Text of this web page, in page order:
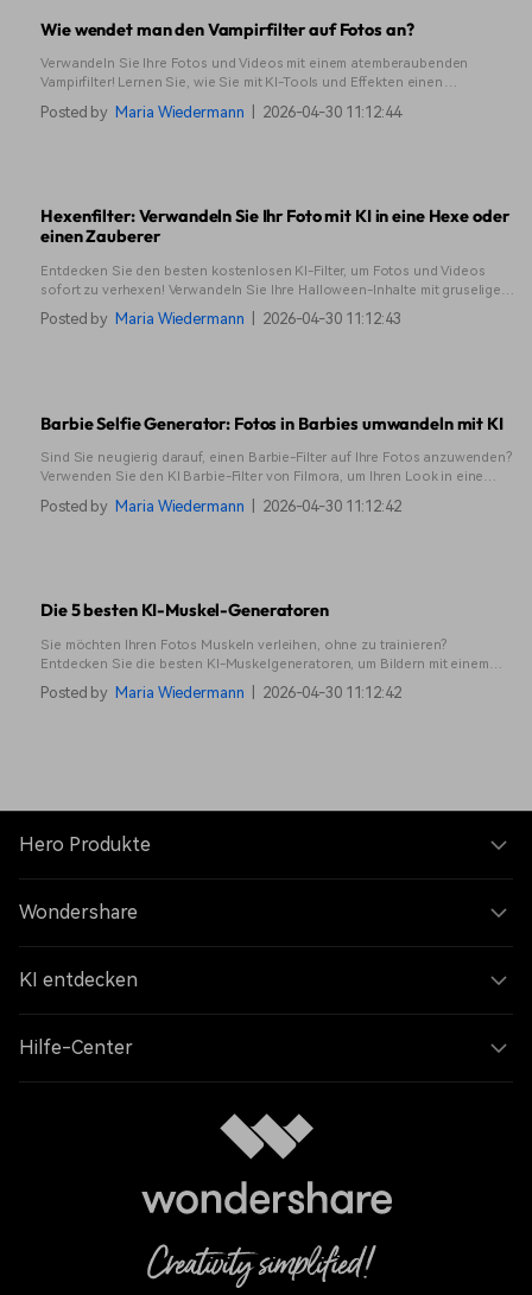
Wie wendet man den Vampirfilter auf Fotos an?
Verwandeln Sie Ihre Fotos und Videos mit einem atemberaubenden
Vampirfilter! Lernen Sie, wie Sie mit KI-Tools und Effekten einen
gruseligen Vampir-Look für eine realistische, unheimliche Verwandlung
erzeugen.
Posted by Maria Wiedermann 2026-04-30 11:12:44
Hexenfilter: Verwandeln Sie Ihr Foto mit KI in eine Hexe oder
einen Zauberer
Entdecken Sie den besten kostenlosen KI-Filter, um Fotos und Videos
sofort zu verhexen! Verwandeln Sie Ihre Halloween-Inhalte mit gruseligen
Effekten - konvertieren Sie Fotos und Videos mit Filmora Mobile in Hexen.
Probieren Sie es jetzt aus!
Posted by Maria Wiedermann 2026-04-30 11:12:43
Barbie Selfie Generator: Fotos in Barbies umwandeln mit KI
Sind Sie neugierig darauf, einen Barbie-Filter auf Ihre Fotos anzuwenden?
Verwenden Sie den KI Barbie-Filter von Filmora, um Ihren Look in eine
Posted by Maria Wiedermann 2026-04-30 11:12:42
Die 5 besten KI-Muskel-Generatoren
Sie möchten Ihren Fotos Muskeln verleihen, ohne zu trainieren?
Entdecken Sie die besten KI-Muskelgeneratoren, um Bildern mit einem
Klick Bauchmuskeln und Muskeln hinzuzufügen.
Posted by Maria Wiedermann 2026-04-30 11:12:42
Hero Produkte
Wondershare
KI entdecken
Hilfe-Center